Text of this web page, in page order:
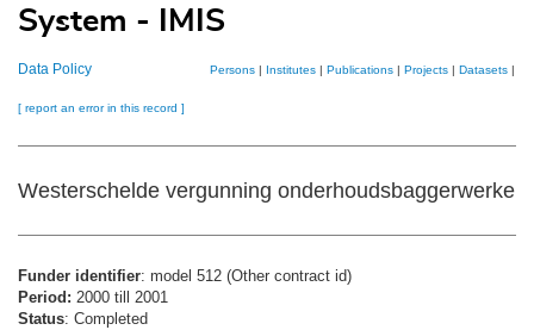
System - IMIS
Data Policy Persons| Institutes| Publications| Projects| Datasets|
[ report an error in this record ]
Westerschelde vergunning onderhoudsbaggerwerken
Funder identifier: model 512 (Other contract id)
Period: 2000 till 2001
Status: Completed